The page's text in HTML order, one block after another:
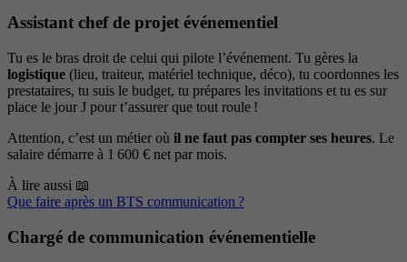
Assistant chef de projet événementiel
Tu es le bras droit de celui qui pilote l’événement. Tu gères la
logistique (lieu, traiteur, matériel technique, déco), tu coordonnes les
prestataires, tu suis le budget, tu prépares les invitations et tu es sur
place le jour J pour t’assurer que tout roule !
Attention, c’est un métier où il ne faut pas compter ses heures. Le
salaire démarre à 1 600 € net par mois.
À lire aussi 📖
Que faire après un BTS communication ?
Chargé de communication événementielle